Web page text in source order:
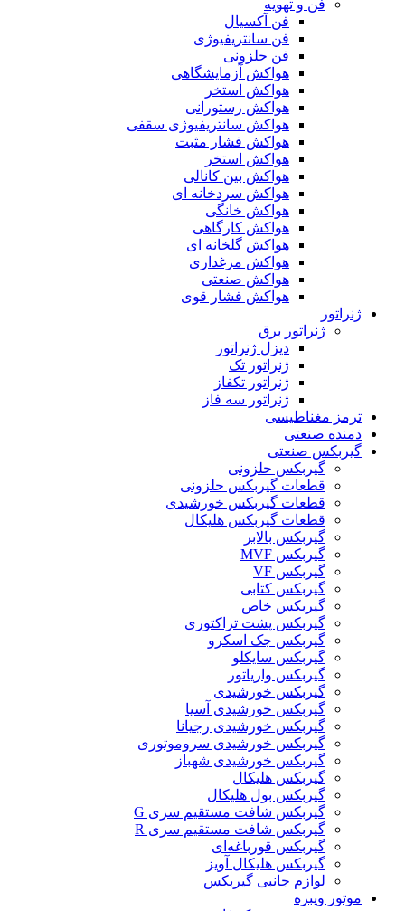
فن و تهویه
فن آکسیال
فن سانتریفیوژی
فن حلزونی
هواکش آزمایشگاهی
هواکش استخر
هواکش رستورانی
هواکش سانتریفیوژی سقفی
هواکش فشار مثبت
هواکش استخر
هواکش بین کانالی
هواکش سردخانه ای
هواکش خانگی
هواکش کارگاهی
هواکش گلخانه ای
هواکش مرغداری
هواکش صنعتی
هواکش فشار قوی
ژنراتور
ژنراتور برق
دیزل ژنراتور
ژنراتور تک
ژنراتور تکفاز
ژنراتور سه فاز
ترمز مغناطیسی
دمنده صنعتی
گیربکس صنعتی
گیربکس حلزونی
قطعات گيربکس حلزونی
قطعات گيربکس خورشيدی
قطعات گیربکس هلیکال
گيربکس بالابر
گیربکس MVF
گیربکس VF
گیربکس کتابی
گیربکس خاص
گیربکس پشت تراکتوری
گیربکس جک اسکرو
گیربکس سایکلو
گیربکس واریاتور
گیربکس خورشیدی
گیربکس خورشیدی آسیا
گیربکس خورشیدی رجیانا
گیربکس خورشیدی سروموتوری
گیربکس خورشیدی شهباز
گیربکس هلیکال
گیربکس بول هلیکال
گیربکس شافت مستقیم سری G
گیربکس شافت مستقیم سری R
گیربکس قورباغه‌ای
گیربکس هلیکال آویز
لوازم جانبی گیربکس
موتور ویبره